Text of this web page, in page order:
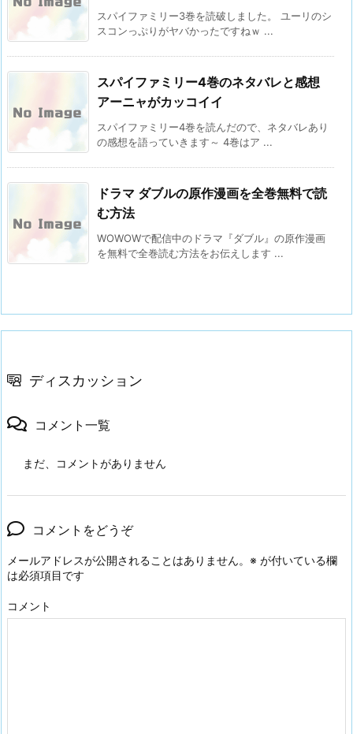
スパイファミリー3巻を読破しました。 ユーリのシ
スコンっぷりがヤバかったですねｗ ...
スパイファミリー4巻のネタバレと感想
アーニャがカッコイイ
スパイファミリー4巻を読んだので、ネタバレあり
の感想を語っていきます～ 4巻はア ...
ドラマ ダブルの原作漫画を全巻無料で読
む方法
WOWOWで配信中のドラマ『ダブル』の原作漫画
を無料で全巻読む方法をお伝えします ...
ディスカッション
コメント一覧
まだ、コメントがありません
コメントをどうぞ
メールアドレスが公開されることはありません。 ※ が付いている欄
は必須項目です
コメント